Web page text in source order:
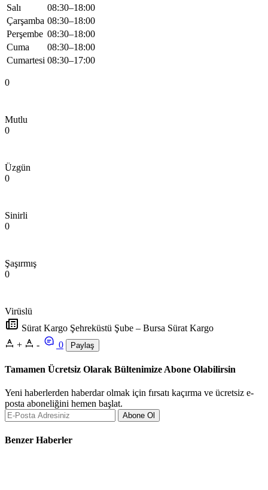
Salı
08:30–18:00
Çarşamba 08:30–18:00
Perşembe 08:30–18:00
Cuma
08:30–18:00
Cumartesi 08:30–17:00
0
Mutlu
0
Üzgün
0
Sinirli
0
Şaşırmış
0
Virüslü
Sürat Kargo Şehreküstü Şube – Bursa Sürat Kargo
+
- 0 Paylaş
Tamamen Ücretsiz Olarak Bültenimize Abone Olabilirsin
Yeni haberlerden haberdar olmak için fırsatı kaçırma ve ücretsiz e-
posta aboneliğini hemen başlat.
Abone Ol
Benzer Haberler